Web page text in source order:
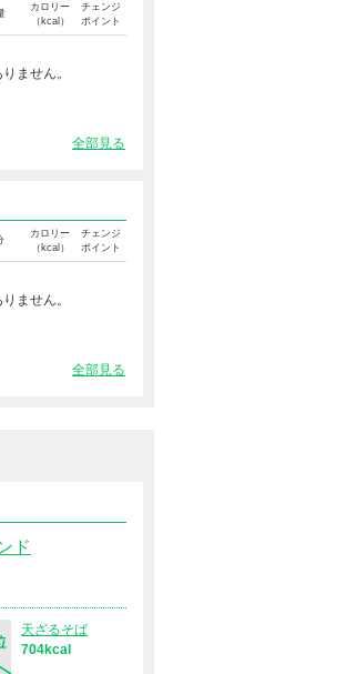
カロリー
（kcal）
チェンジ
ポイント
ません。
全部見る
カロリー
（kcal）
チェンジ
ポイント
ません。
全部見る
ド
天ざるそば
704kcal